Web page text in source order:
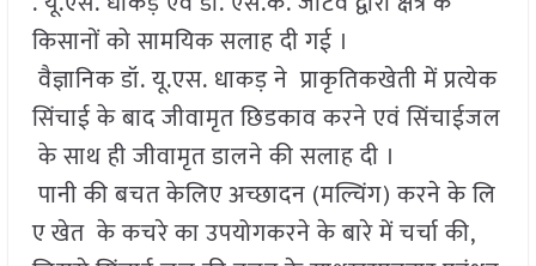
किसानों को सामयिक सलाह दी गई ।
वैज्ञानिक डॉ. यू.एस. धाकड़ ने प्राकृतिकखेती में प्रत्येक
सिंचाई के बाद जीवामृत छिडकाव करने एवं सिंचाईजल
के साथ ही जीवामृत डालने की सलाह दी ।
पानी की बचत केलिए अच्छादन (मल्चिंग) करने के लि
ए खेत के कचरे का उपयोगकरने के बारे में चर्चा की,